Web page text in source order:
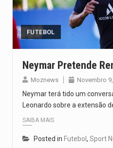
FUTEBOL
Neymar Pretende
Moznews Novembro
Neymar terá tido um
Leonardo sobre a extensão
SAIBA MAIS
Posted in Futebol , Sport